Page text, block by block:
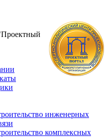
инженерных
комплексных